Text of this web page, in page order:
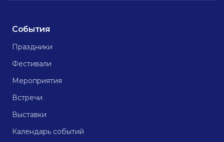
События
Праздники
Фестивали
Мероприятия
Встречи
Выставки
Календарь событий